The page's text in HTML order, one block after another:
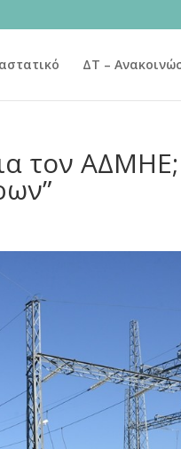
ΔΤ –
τον